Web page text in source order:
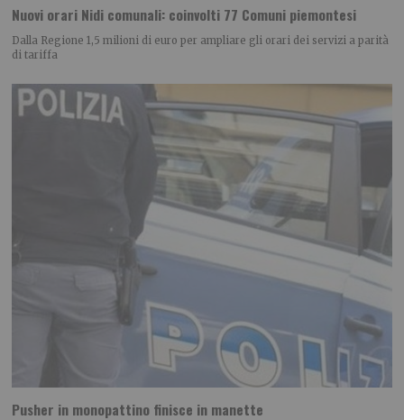
Nuovi orari Nidi comunali: coinvolti 77 Comuni piemontesi
Dalla Regione 1,5 milioni di euro per ampliare gli orari dei servizi a parità
di tariffa
Pusher in monopattino finisce in manette